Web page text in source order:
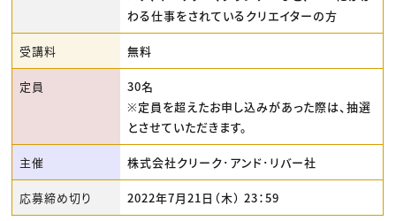
わる仕事をされているクリエイターの方
受講料 無料
定員
30名
※定員を超えたお申し込みがあった際は、抽選
とさせていただきます。
主催 株式会社クリーク･アンド･リバー社
応募締め切り 2022年7月21日（木） 23：59